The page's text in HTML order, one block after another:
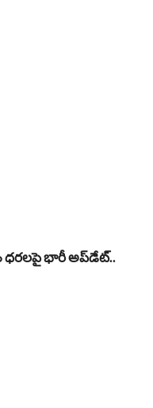
ధరలపై భారీ అప్‌డేట్..